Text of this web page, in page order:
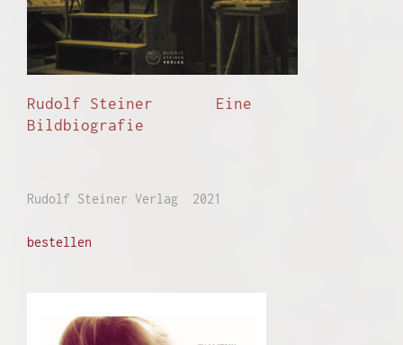
Rudolf Steiner Eine
Bildbiografie
Rudolf Steiner Verlag 2021
bestellen